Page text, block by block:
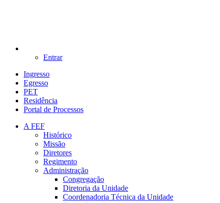
Entrar
Ingresso
Egresso
PET
Residência
Portal de Processos
A FEF
Histórico
Missão
Diretores
Regimento
Administração
Congregação
Diretoria da Unidade
Coordenadoria Técnica da Unidade